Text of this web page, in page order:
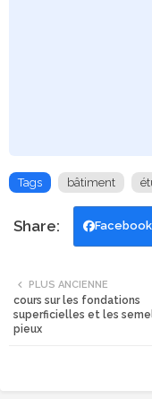
Tags bâtiment
Facebook
PLUS ANCIENNE
cours sur les fondations
superficielles et les
pieux